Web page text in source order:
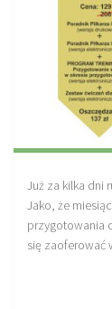
Już za kilka dni
Jako, że
przygotowania
się zaoferować